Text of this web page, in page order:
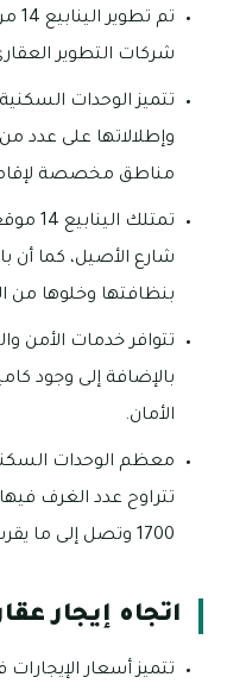
تم
شركات التطوير
تتميز الوحدات
وإطلالاتها على عدد
مناطق مخصصة
تمتلك
شارع الأصيل، كما أن
بنظافتها وخلوها من
بالإضافة إلى وجود
الأمان.
معظم الوحدات
1700 وتصل إلى ما يقرب من 3000 قدم مربع.
اتجاه إيجار